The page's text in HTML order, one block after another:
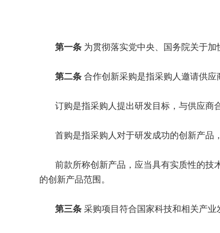
第一条 为贯彻落实党中央、国务院关于
第二条 合作创新采购是指采购人邀请供
订购是指采购人提出研发目标，与供应商
首购是指采购人对于研发成功的创新产品
前款所称创新产品，应当具有实质性的技
的创新产品范围。
第三条 采购项目符合国家科技和相关产